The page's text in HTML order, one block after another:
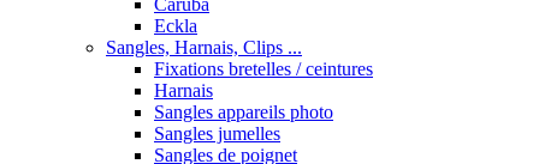
Caruba
Eckla
Sangles, Harnais, Clips ...
Fixations bretelles / ceintures
Harnais
Sangles appareils photo
Sangles jumelles
Sangles de poignet